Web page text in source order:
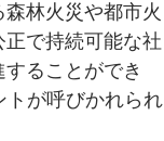
林火災や都市火
で持続可能な社
ることができ
トが呼びかれられ